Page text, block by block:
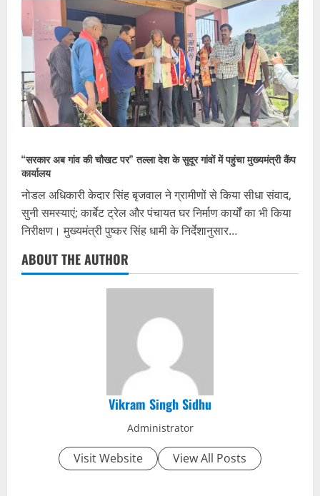
“सरकार अब गांव की चौखट पर” तल्ला देश के सुदूर गांवों में पहुंचा मुख्यमंत्री कैंप
कार्यालय
नोडल अधिकारी केदार सिंह बृजवाल ने ग्रामीणों से किया सीधा संवाद,
सुनी समस्याएं; कार्बेट ट्रेल और पंचायत घर निर्माण कार्यों का भी किया
निरीक्षण। मुख्यमंत्री पुष्कर सिंह धामी के निर्देशानुसार…
ABOUT THE AUTHOR
Vikram Singh Sidhu
Administrator
Visit Website View All Posts